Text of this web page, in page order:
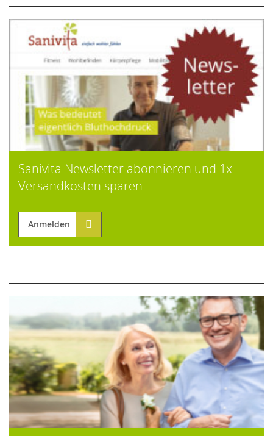
Sanivita Newsletter abonnieren und 1x
Versandkosten sparen
Anmelden